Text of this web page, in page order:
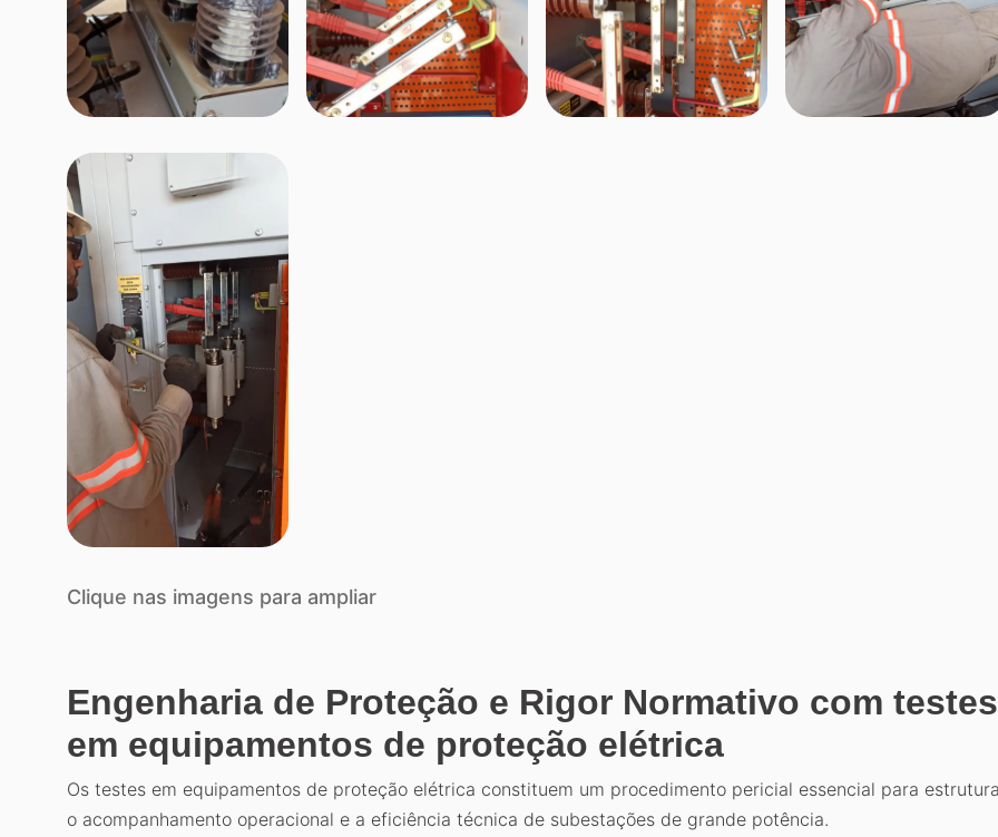
Clique nas imagens para ampliar
Engenharia de Proteção e Rigor Normativo com testes
em equipamentos de proteção elétrica
Os testes em equipamentos de proteção elétrica constituem um procedimento pericial essencial para
o acompanhamento operacional e a eficiência técnica de subestações de grande potência.